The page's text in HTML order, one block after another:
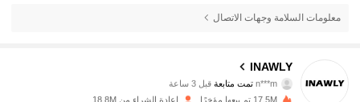
معلومات السلامة وجهات الاتصال
INAWLY
n***mتمت متابعة قبل 3 ساعة
17.5M تم بيعها مؤخرًا إعادة الشراء من 18.8M